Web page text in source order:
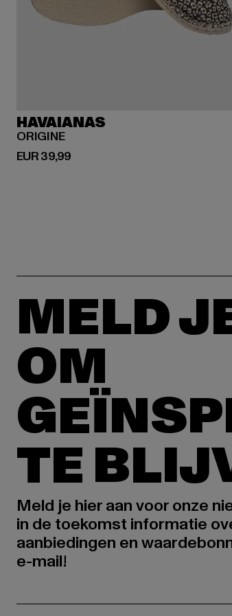
HAVAIANAS
ORIGINE
EUR 39,99
Huidige prijs: EUR 39,99
MELD
OM
TE
Meld je hier aan voor onze
in de toekomst informatie
aanbiedingen en
e-mail!